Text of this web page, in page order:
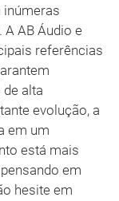
inúmeras
AB Áudio e
referências
alta
evolução, a
em um
está mais
em
hesite em